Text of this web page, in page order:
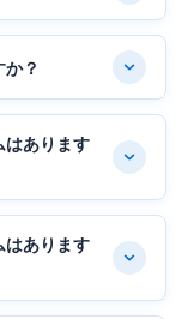
？
はあります
はあります